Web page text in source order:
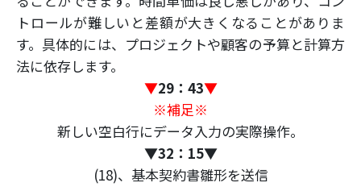
トロールが難しいと差額が大きくなることがありま
す。具体的には、プロジェクトや顧客の予算と計算方
法に依存します。
▼29：43▼
※補足※
新しい空白行にデータ入力の実際操作。
▼32：15▼
(18)、基本契約書雛形を送信